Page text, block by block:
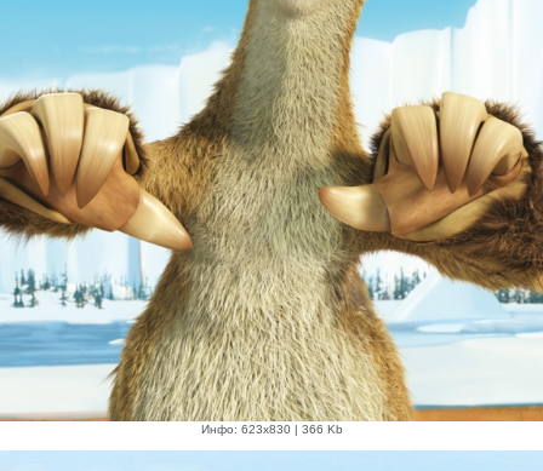
Инфо: 623х830 | 366 Kb